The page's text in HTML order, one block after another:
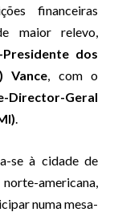
financeiras
maior relevo,
Presidente dos
Vance , com o
Director-Geral
se à cidade de
americana,
numa mesa-